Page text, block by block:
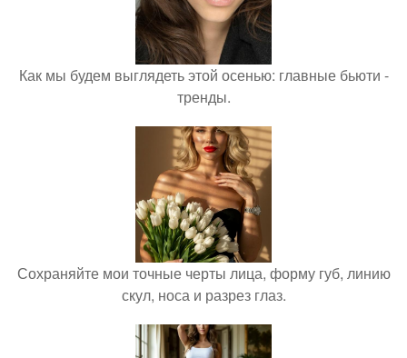
Как мы будем выглядеть этой осенью: главные бьюти -
тренды.
Сохраняйте мои точные черты лица, форму губ, линию
скул, носа и разрез глаз.